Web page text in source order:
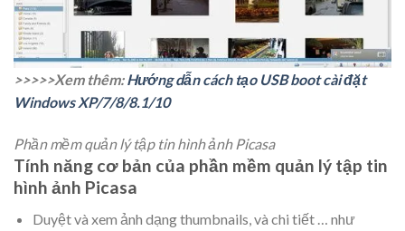
>>>>>Xem thêm:Hướng dẫn cách tạo USB boot cài đặt
Windows XP/7/8/8.1/10
Phần mềm quản lý tập tin hình ảnh Picasa
Tính năng cơ bản của phần mềm quản lý tập tin
hình ảnh Picasa
Duyệt và xem ảnh dạng thumbnails, và chi tiết … như